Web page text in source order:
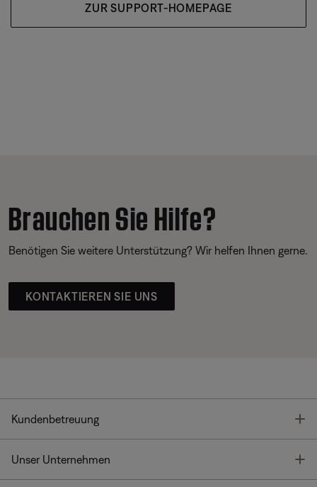
ZUR SUPPORT-HOMEPAGE
Brauchen Sie Hilfe?
Benötigen Sie weitere Unterstützung? Wir helfen Ihnen gerne.
KONTAKTIEREN SIE UNS
Kundenbetreuung
Unser Unternehmen